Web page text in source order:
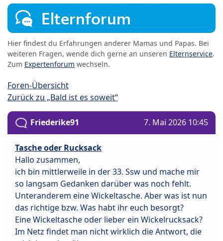
Elternforum
Hier findest du Erfahrungen anderer Mamas und Papas. Bei
weiteren Fragen, wende dich gerne an unseren Elternservice.
Zum Expertenforum wechseln.
Foren-Übersicht
Zurück zu „Bald ist es soweit“
Friederike91 7. Mai 2026 10:45
Tasche oder Rucksack
Hallo zusammen,
ich bin mittlerweile in der 33. Ssw und mache mir
so langsam Gedanken darüber was noch fehlt.
Unteranderem eine Wickeltasche. Aber was ist nun
das richtige bzw. Was habt ihr euch besorgt?
Eine Wickeltasche oder lieber ein Wickelrucksack?
Im Netz findet man nicht wirklich die Antwort, die